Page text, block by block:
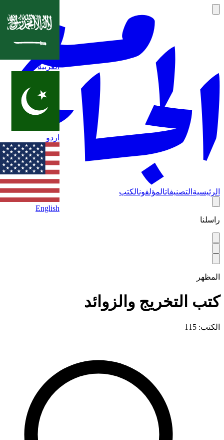
الرئيسية التصنيفاتالمؤلفونالكتب
راسلنا
العربية
اردو
English
المظهر
كتب التخريج والزوائد
الكتب: 115